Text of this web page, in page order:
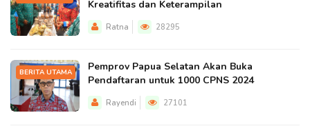
Kreatifitas dan Keterampilan
Ratna 28295
BERITA UTAMA
Pemprov Papua Selatan Akan Buka
Pendaftaran untuk 1000 CPNS 2024
Rayendi 27101